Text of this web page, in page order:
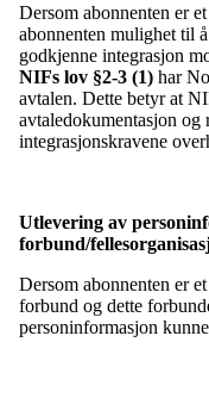
Dersom abonnenten er
abonnenten mulighet til
godkjenne integrasjon
NIFs lov §2-3 (1) har
avtalen. Dette betyr at
avtaledokumentasjon og
integrasjonskravene
Utlevering av
forbund/
Dersom abonnenten er
forbund og dette
personinformasjon